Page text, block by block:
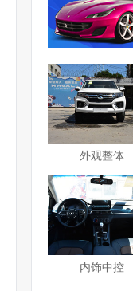
外观整体
内饰中控